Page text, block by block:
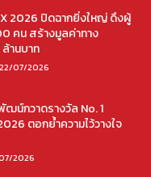
2026 ปิดฉากยิ่งใหญ่ ดึงผู้
คน สร้างมูลค่าทาง
านบาท
22/07/2026
น์กวาดรางวัล No. 1
ตอกย้ำความไว้วางใจ
2026